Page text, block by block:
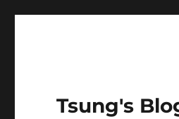
Tsung's